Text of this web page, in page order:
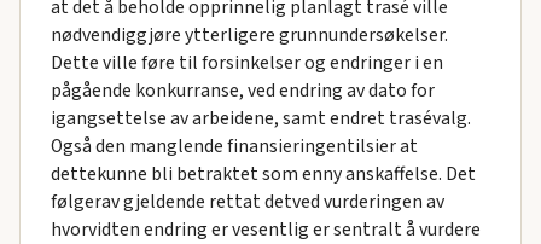
at det å beholde opprinnelig planlagt trasé ville
nødvendiggjøre ytterligere grunnundersøkelser.
Dette ville føre til forsinkelser og endringer i en
pågående konkurranse, ved endring av dato for
igangsettelse av arbeidene, samt endret trasévalg.
Også den manglende finansieringentilsier at
dettekunne bli betraktet som enny anskaffelse. Det
følgerav gjeldende rettat detved vurderingen av
hvorvidten endring er vesentlig er sentralt å vurdere